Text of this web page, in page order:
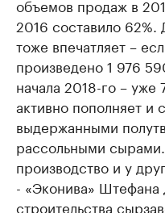
объемов продаж в
2016 составило 62%.
тоже впечатляет –
произведено 1 976
начала 2018-го –
активно пополняет и
выдержанными
рассольными
производство и у
- «Эконива» Штефана
строительства